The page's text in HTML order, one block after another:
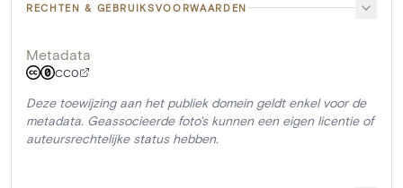
RECHTEN & GEBRUIKSVOORWAARDEN
Metadata
CC0
Deze toewijzing aan het publiek domein geldt enkel voor de
metadata. Geassocieerde foto's kunnen een eigen licentie of
auteursrechtelijke status hebben.